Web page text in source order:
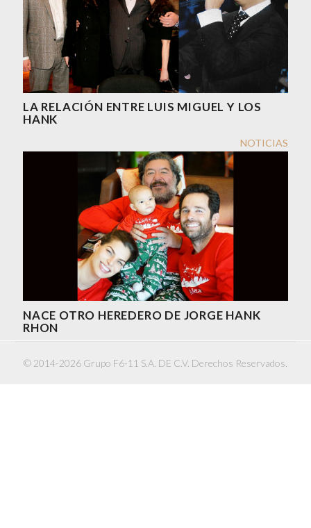
LA RELACIÓN ENTRE LUIS MIGUEL Y LOS
HANK
NOTICIAS
NACE OTRO HEREDERO DE JORGE HANK
RHON
© 2014-2026 Grupo F6-11 S.A. DE C.V. Derechos Reservados.